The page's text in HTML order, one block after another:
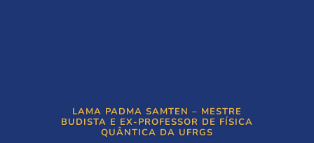
LAMA PADMA SAMTEN – MESTRE
BUDISTA E EX-PROFESSOR DE FÍSICA
QUÂNTICA DA UFRGS